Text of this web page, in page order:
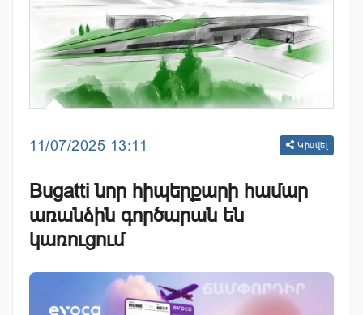
11/07/2025 13:11 Կիսվել
Bugatti նոր հիպերքարի համար
առանձին գործարան են
կառուցում